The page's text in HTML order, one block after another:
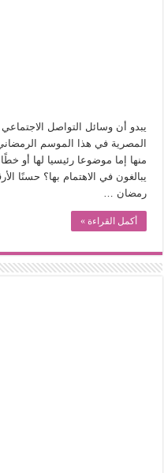
الطعام في الحضارة الإسلامية.. تاريخ
يوم شاهدت زينات صدقي على
من “عيش السرايا” إلى ذاكرة أم
يبدو أن وسائل التواصل
المصرية في هذا الموسم
منها إما موضوعا رئيسيا لها أو
يبالغون في الاهتمام بها؟ حسنًا
رمضان …
أكمل القراءة »